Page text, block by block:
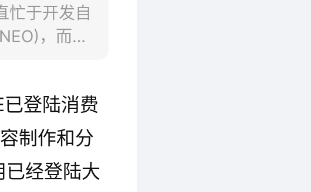
忙于开发自
，而自
登陆消费
制作和分
经登陆大